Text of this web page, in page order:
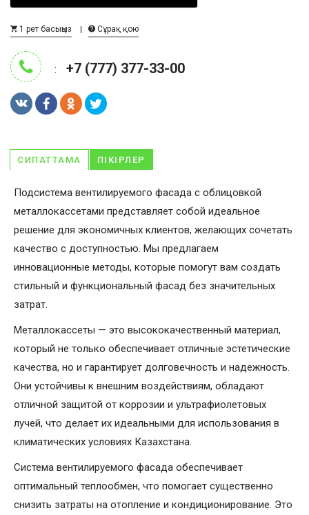
1 рет басыңыз Сұрақ қою
: +7 (777) 377-33-00
СИПАТТАМА ПІКІРЛЕР
Подсистема вентилируемого фасада с облицовкой
металлокассетами представляет собой идеальное
решение для экономичных клиентов, желающих сочетать
качество с доступностью. Мы предлагаем
инновационные методы, которые помогут вам создать
стильный и функциональный фасад без значительных
затрат.
Металлокассеты — это высококачественный материал,
который не только обеспечивает отличные эстетические
качества, но и гарантирует долговечность и надежность.
Они устойчивы к внешним воздействиям, обладают
отличной защитой от коррозии и ультрафиолетовых
лучей, что делает их идеальными для использования в
климатических условиях Казахстана.
Система вентилируемого фасада обеспечивает
оптимальный теплообмен, что помогает существенно
снизить затраты на отопление и кондиционирование. Это